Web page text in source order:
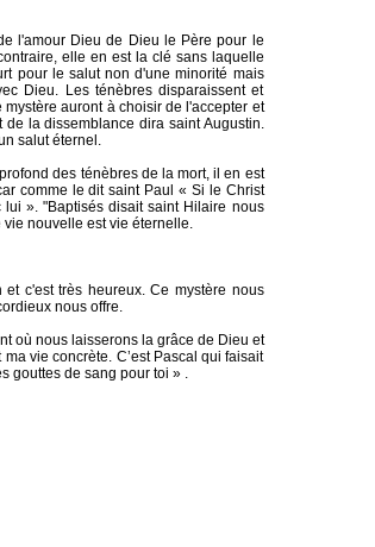
l'amour Dieu de Dieu le Père pour le
elle en est la clé sans laquelle
pour le salut non d'une minorité mais
Dieu. Les ténèbres disparaissent et
auront à choisir de l'accepter et
la dissemblance dira saint Augustin.
salut éternel.
des ténèbres de la mort, il en est
comme le dit saint Paul « Si le Christ
». "Baptisés disait saint Hilaire nous
nouvelle est vie éternelle.
c'est très heureux. Ce mystère nous
nous offre.
où nous laisserons la grâce de Dieu et
vie concrète. C’est Pascal qui faisait
gouttes de sang pour toi » .